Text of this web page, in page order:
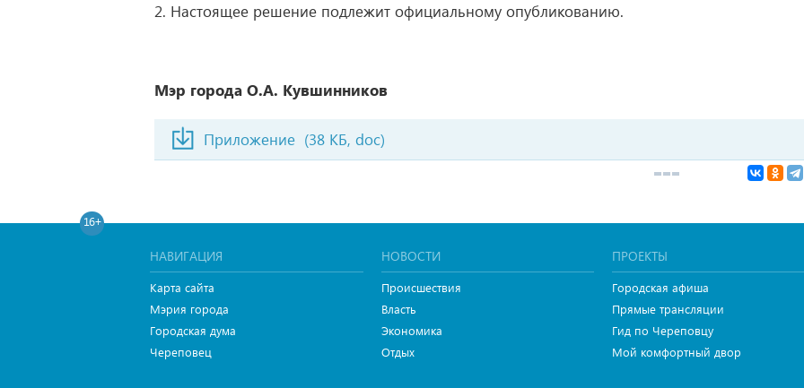
2. Настоящее решение подлежит официальному опубликованию.
Мэр города О.А. Кувшинников
Приложение (38 КБ, doc)
16+
НАВИГАЦИЯ
Карта сайта
Мэрия города
Городская дума
Череповец
НОВОСТИ
Происшествия
Власть
Экономика
Отдых
ПРОЕКТЫ
Городская афиша
Прямые трансляции
Гид по Череповцу
Мой комфортный двор